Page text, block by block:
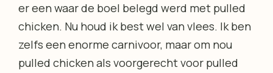
er een waar de boel belegd werd met pulled
chicken. Nu houd ik best wel van vlees. Ik ben
zelfs een enorme carnivoor, maar om nou
pulled chicken als voorgerecht voor pulled